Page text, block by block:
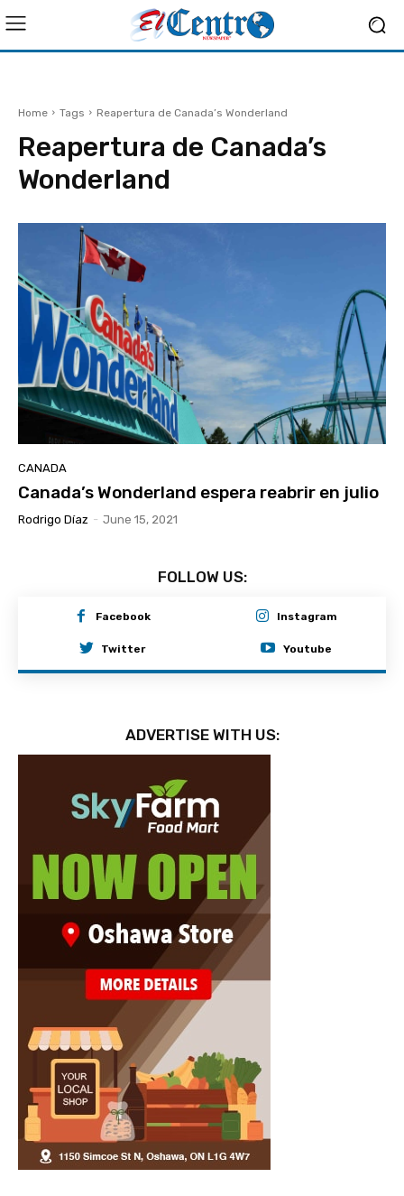
Home Tags Reapertura de Canada’s Wonderland
Reapertura de Canada’s
Wonderland
CANADA
Canada’s Wonderland espera reabrir en julio
Rodrigo Díaz - June 15, 2021
FOLLOW US:
Facebook Instagram
Twitter Youtube
ADVERTISE WITH US: